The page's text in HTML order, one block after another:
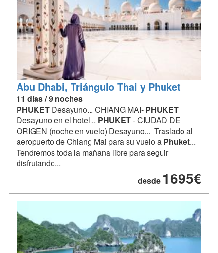
Abu Dhabi, Triángulo Thai y Phuket
11 días / 9 noches
PHUKET Desayuno... CHIANG MAI- PHUKET
Desayuno en el hotel... PHUKET- CIUDAD DE
ORIGEN (noche en vuelo) Desayuno... Traslado al
aeropuerto de Chiang Mai para su vuelo a Phuket...
Tendremos toda la mañana libre para seguir
disfrutando...
desde 1695€